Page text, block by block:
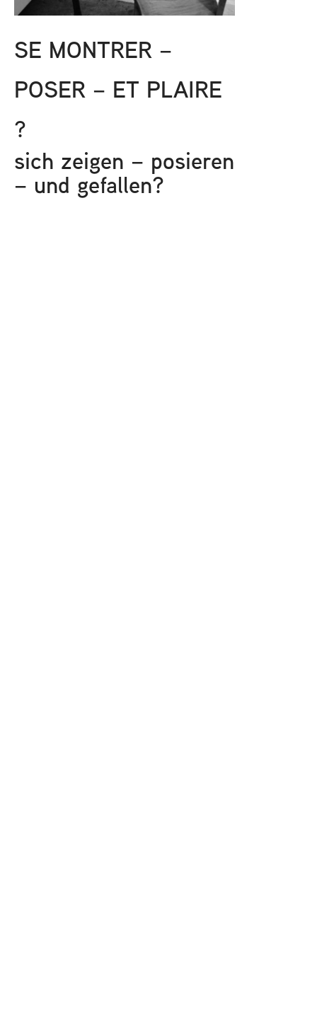
SE MONTRER –
POSER – ET PLAIRE
?
sich zeigen – posieren
– und gefallen?